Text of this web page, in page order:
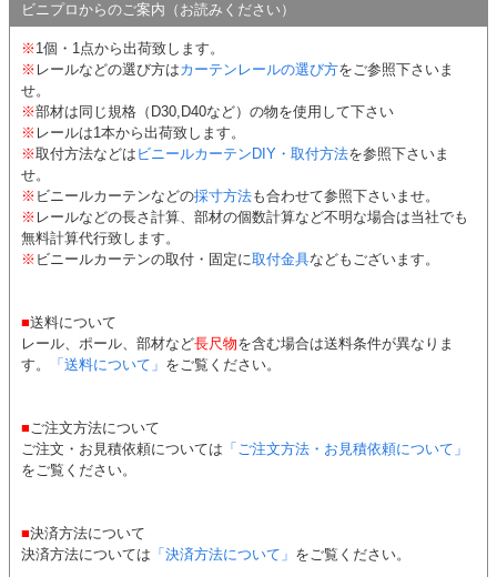
ビニプロからのご案内（お読みください）
※ 1個・1点から出荷致します。
※ レールなどの選び方はカーテンレールの選び方をご参照下さいま
せ。
※部材は同じ規格（D30,D40など）の物を使用して下さい
※ レールは1本から出荷致します。
※取付方法などは ビニールカーテンDIY・取付方法を参照下さいま
せ。
※ ビニールカーテンなどの採寸方法も合わせて参照下さいませ。
※ レールなどの長さ計算、部材の個数計算など不明な場合は当社でも
無料計算代行致します。
※ ビニールカーテンの取付・固定に取付金具などもございます。
■送料について
レール、ポール、部材など長尺物を含む場合は送料条件が異なりま
す。
「送料について」 をご覧ください。
■ご注文方法について
ご注文・お見積依頼については 「ご注文方法・お見積依頼について」
をご覧ください。
■決済方法について
決済方法については 「決済方法について」 をご覧ください。